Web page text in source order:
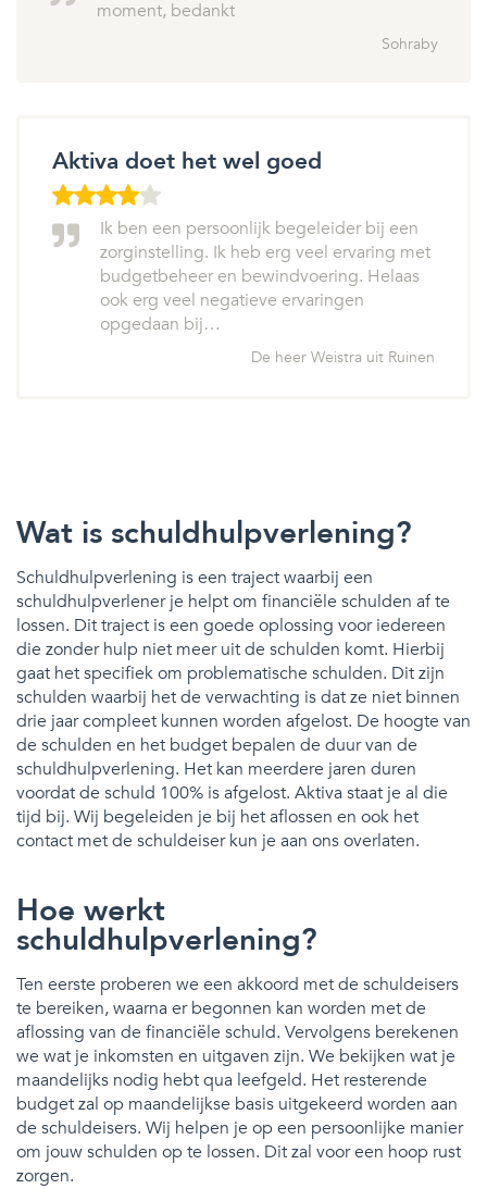
moment, bedankt
Sohraby
Aktiva doet het wel goed
Ik ben een persoonlijk begeleider bij een
zorginstelling. Ik heb erg veel ervaring met
budgetbeheer en bewindvoering. Helaas
ook erg veel negatieve ervaringen
opgedaan bij…
De heer Weistra uit Ruinen
Wat is schuldhulpverlening?
Schuldhulpverlening is een traject waarbij een
schuldhulpverlener je helpt om financiële schulden af te
lossen. Dit traject is een goede oplossing voor iedereen
die zonder hulp niet meer uit de schulden komt. Hierbij
gaat het specifiek om problematische schulden. Dit zijn
schulden waarbij het de verwachting is dat ze niet binnen
drie jaar compleet kunnen worden afgelost. De hoogte van
de schulden en het budget bepalen de duur van de
schuldhulpverlening. Het kan meerdere jaren duren
voordat de schuld 100% is afgelost. Aktiva staat je al die
tijd bij. Wij begeleiden je bij het aflossen en ook het
contact met de schuldeiser kun je aan ons overlaten.
Hoe werkt
schuldhulpverlening?
Ten eerste proberen we een akkoord met de schuldeisers
te bereiken, waarna er begonnen kan worden met de
aflossing van de financiële schuld. Vervolgens berekenen
we wat je inkomsten en uitgaven zijn. We bekijken wat je
maandelijks nodig hebt qua leefgeld. Het resterende
budget zal op maandelijkse basis uitgekeerd worden aan
de schuldeisers. Wij helpen je op een persoonlijke manier
om jouw schulden op te lossen. Dit zal voor een hoop rust
zorgen.